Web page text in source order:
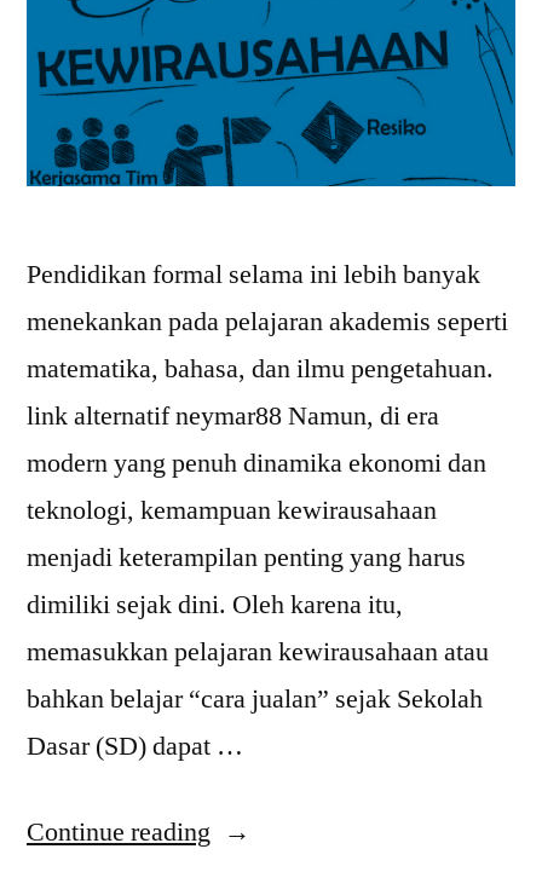
Pendidikan formal selama ini lebih banyak
menekankan pada pelajaran akademis seperti
matematika, bahasa, dan ilmu pengetahuan.
link alternatif neymar88 Namun, di era
modern yang penuh dinamika ekonomi dan
teknologi, kemampuan kewirausahaan
menjadi keterampilan penting yang harus
dimiliki sejak dini. Oleh karena itu,
memasukkan pelajaran kewirausahaan atau
bahkan belajar “cara jualan” sejak Sekolah
Dasar (SD) dapat …
Continue reading “Pelajaran